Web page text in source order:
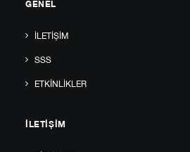
GENEL
İLETIŞIM
SSS
ETKINLIKLER
İLETIŞIM